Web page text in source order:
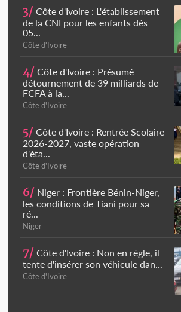
3/ Côte d'Ivoire : L'établissement
de la CNI pour les enfants dès
05...
Côte d'Ivoire
4/ Côte d'Ivoire : Présumé
détournement de 39 milliards de
FCFA à la...
Côte d'Ivoire
5/ Côte d'Ivoire : Rentrée Scolaire
2026-2027, vaste opération
d'éta...
Côte d'Ivoire
6/ Niger : Frontière Bénin-Niger,
les conditions de Tiani pour sa
ré...
Niger
7/ Côte d'Ivoire : Non en règle, il
tente d'insérer son véhicule dan...
Côte d'Ivoire